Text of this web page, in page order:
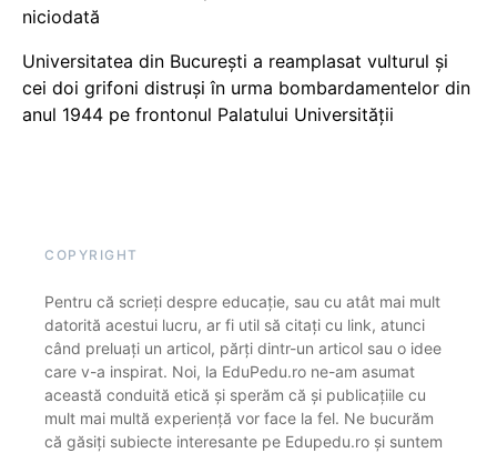
niciodată
Universitatea din București a reamplasat vulturul și
cei doi grifoni distruși în urma bombardamentelor din
anul 1944 pe frontonul Palatului Universității
COPYRIGHT
Pentru că scrieți despre educație, sau cu atât mai mult
datorită acestui lucru, ar fi util să citați cu link, atunci
când preluați un articol, părți dintr-un articol sau o idee
care v-a inspirat. Noi, la EduPedu.ro ne-am asumat
această conduită etică și sperăm că și publicațiile cu
mult mai multă experiență vor face la fel. Ne bucurăm
că găsiți subiecte interesante pe Edupedu.ro și suntem